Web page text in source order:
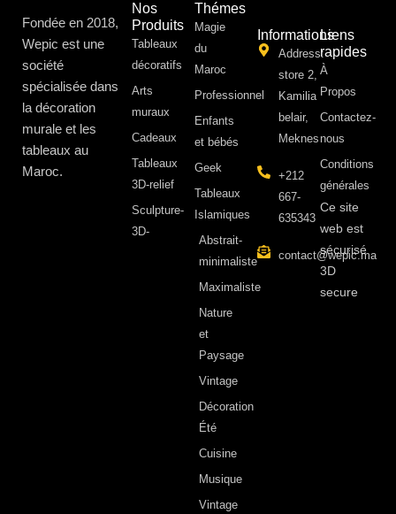
Fondée en 2018,
Wepic est une
société
spécialisée dans
la décoration
murale et les
tableaux au
Maroc.
Nos
Produits
Tableaux
décoratifs
Arts
muraux
Cadeaux
Tableaux
3D-relief
Sculpture-
3D-
Thémes
Magie
du
Maroc
Professionnel
Enfants
et bébés
Geek
Tableaux
Islamiques
Abstrait-
minimaliste
Maximaliste
Nature
et
Paysage
Vintage
Décoration
Été
Cuisine
Musique
Vintage
Informations
Address:
store 2,
Kamilia
belair,
Meknes
+212
667-
635343
contact@wepic.ma
Liens
rapides
À
Propos ​
Contactez-
nous
Conditions
générales
Ce site
web est
sécurisé
3D
secure